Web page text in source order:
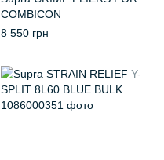
COMBICON
8 550 грн